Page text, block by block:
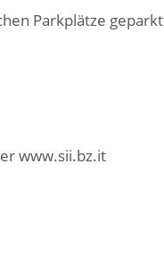
Parkplätze geparkt
www.sii.bz.it